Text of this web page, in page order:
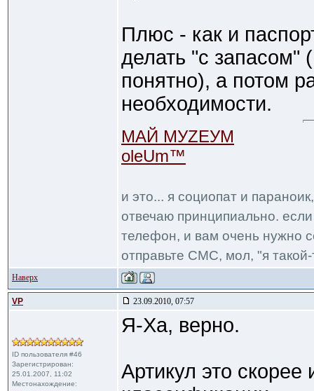
Плюс - как и
делать "с запасом"
понятно), а потом
необходимости.
МАЙ МУZЕУМ
oleUm™
и это... я социопат и
отвечаю принципиально.
телефон, и вам очень нужно
отправьте СМС, мол, "я такой-
Наверх
VP 23.09.2010, 07:57
ID пользователя #46
Зарегистрирован:
25.01.2007, 11:02
Местонахождение:
Я-Ха, верно.
Артикул это скорее